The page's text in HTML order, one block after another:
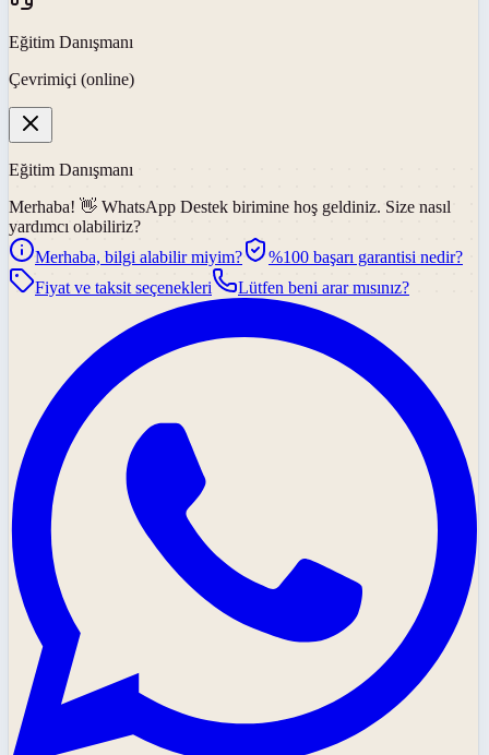
Eğitim Danışmanı
Çevrimiçi (online)
Eğitim Danışmanı
Merhaba! 👋 WhatsApp Destek birimine hoş geldiniz. Size nasıl
yardımcı olabiliriz?
Merhaba, bilgi alabilir miyim?
%100 başarı garantisi nedir?
Fiyat ve taksit seçenekleri
Lütfen beni arar mısınız?